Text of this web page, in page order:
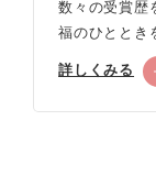
数々の受賞歴
福のひととき
詳しくみる